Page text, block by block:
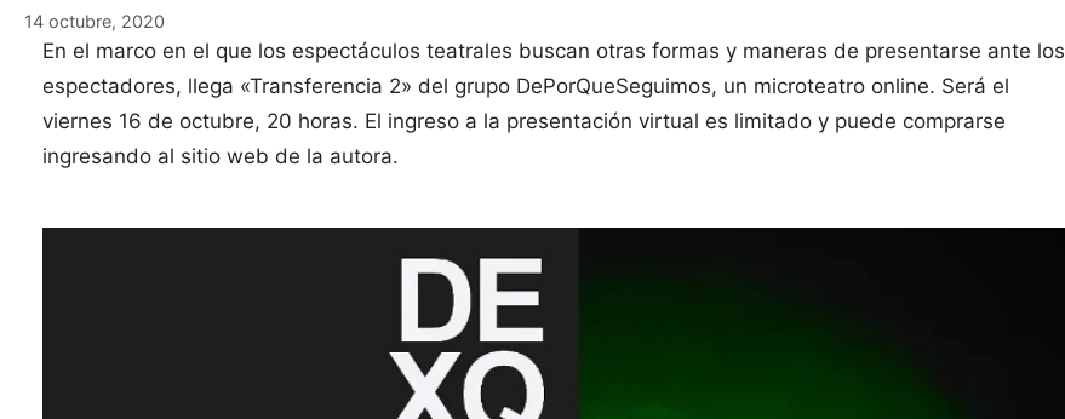
14 octubre, 2020
En el marco en el que los espectáculos teatrales buscan otras formas y maneras de presentarse ante los
espectadores, llega «Transferencia 2» del grupo DePorQueSeguimos, un microteatro online. Será el
viernes 16 de octubre, 20 horas. El ingreso a la presentación virtual es limitado y puede comprarse
ingresando al sitio web de la autora.